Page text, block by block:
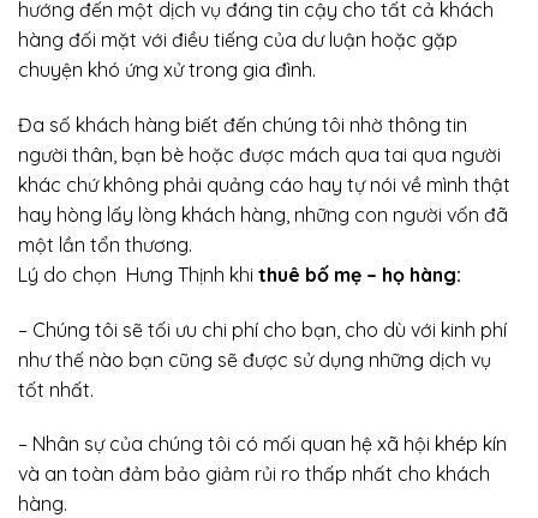
hướng đến một dịch vụ đáng tin cậy cho tất cả khách
hàng đối mặt với điều tiếng của dư luận hoặc gặp
chuyện khó ứng xử trong gia đình.
Đa số khách hàng biết đến chúng tôi nhờ thông tin
người thân, bạn bè hoặc được mách qua tai qua người
khác chứ không phải quảng cáo hay tự nói về mình thật
hay hòng lấy lòng khách hàng, những con người vốn đã
một lần tổn thương.
Lý do chọn Hưng Thịnh khi thuê bố mẹ – họ hàng:
– Chúng tôi sẽ tối ưu chi phí cho bạn, cho dù với kinh phí
như thế nào bạn cũng sẽ được sử dụng những dịch vụ
tốt nhất.
– Nhân sự của chúng tôi có mối quan hệ xã hội khép kín
và an toàn đảm bảo giảm rủi ro thấp nhất cho khách
hàng.